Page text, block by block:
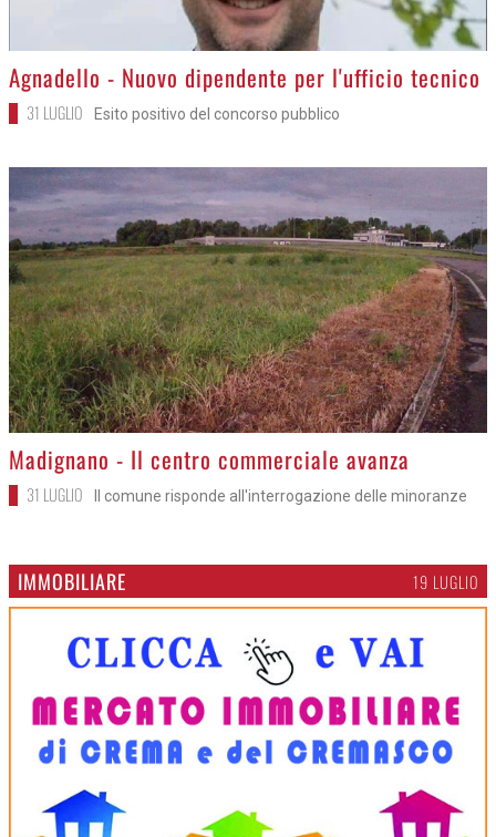
>
Agnadello - Nuovo dipendente per l'ufficio tecnico
31 LUGLIO Esito positivo del concorso pubblico
>Madignano - Il centro commerciale avanza
31 LUGLIO Il comune risponde all'interrogazione delle minoranze
IMMOBILIARE 19 LUGLIO